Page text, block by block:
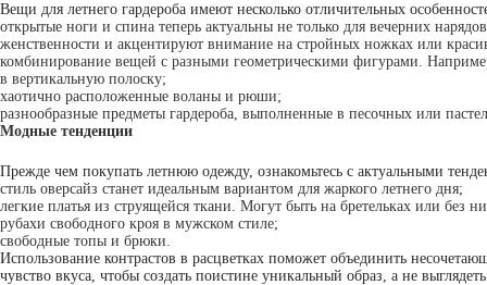
Вещи для летнего гардероба имеют несколько отличительных
открытые ноги и спина теперь актуальны не только для вечерних
женственности и акцентируют внимание на стройных ножках или
комбинирование вещей с разными геометрическими фигурами.
в вертикальную полоску;
хаотично расположенные воланы и рюши;
разнообразные предметы гардероба, выполненные в песочных или
Модные тенденции
Прежде чем покупать летнюю одежду, ознакомьтесь с актуальными
стиль оверсайз станет идеальным вариантом для жаркого летнего дня;
легкие платья из струящейся ткани. Могут быть на бретельках или без
рубахи свободного кроя в мужском стиле;
свободные топы и брюки.
Использование контрастов в расцветках поможет объединить
чувство вкуса, чтобы создать поистине уникальный образ, а не